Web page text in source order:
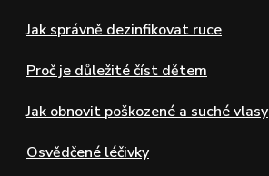
Jak správně dezinfikovat ruce
Proč je důležité číst dětem
Jak obnovit poškozené a suché vlasy
Osvědčené léčivky